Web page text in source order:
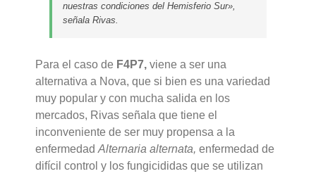
nuestras condiciones del Hemisferio Sur»,
señala Rivas.
Para el caso de F4P7,viene a ser una
alternativa a Nova, que si bien es una variedad
muy popular y con mucha salida en los
mercados, Rivas señala que tiene el
inconveniente de ser muy propensa a la
enfermedadAlternaria alternata,enfermedad de
difícil control y los fungicididas que se utilizan